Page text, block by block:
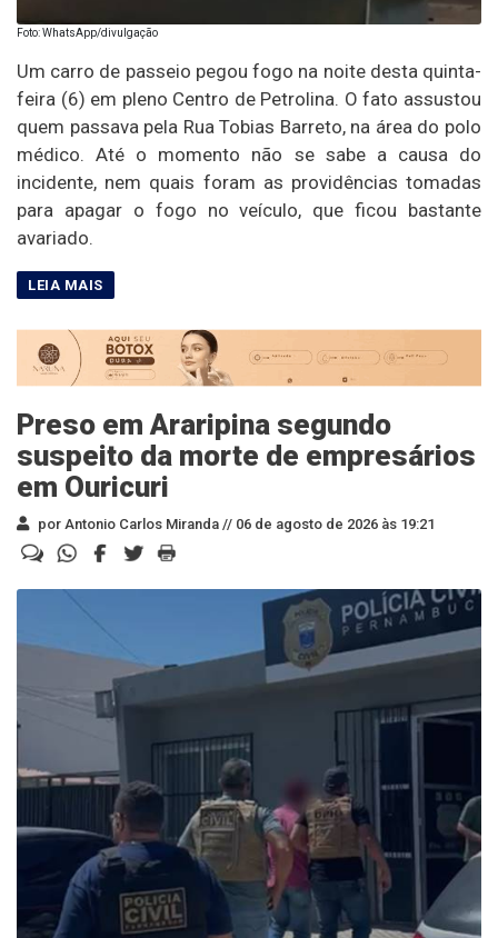
Foto: WhatsApp/divulgação
Um carro de passeio pegou fogo na noite desta quinta-
feira (6) em pleno Centro de Petrolina. O fato assustou
quem passava pela Rua Tobias Barreto, na área do polo
médico. Até o momento não se sabe a causa do
incidente, nem quais foram as providências tomadas
para apagar o fogo no veículo, que ficou bastante
avariado.
Preso em Araripina segundo
suspeito da morte de empresários
em Ouricuri
por Antonio Carlos Miranda // 06 de agosto de 2026 às 19:21